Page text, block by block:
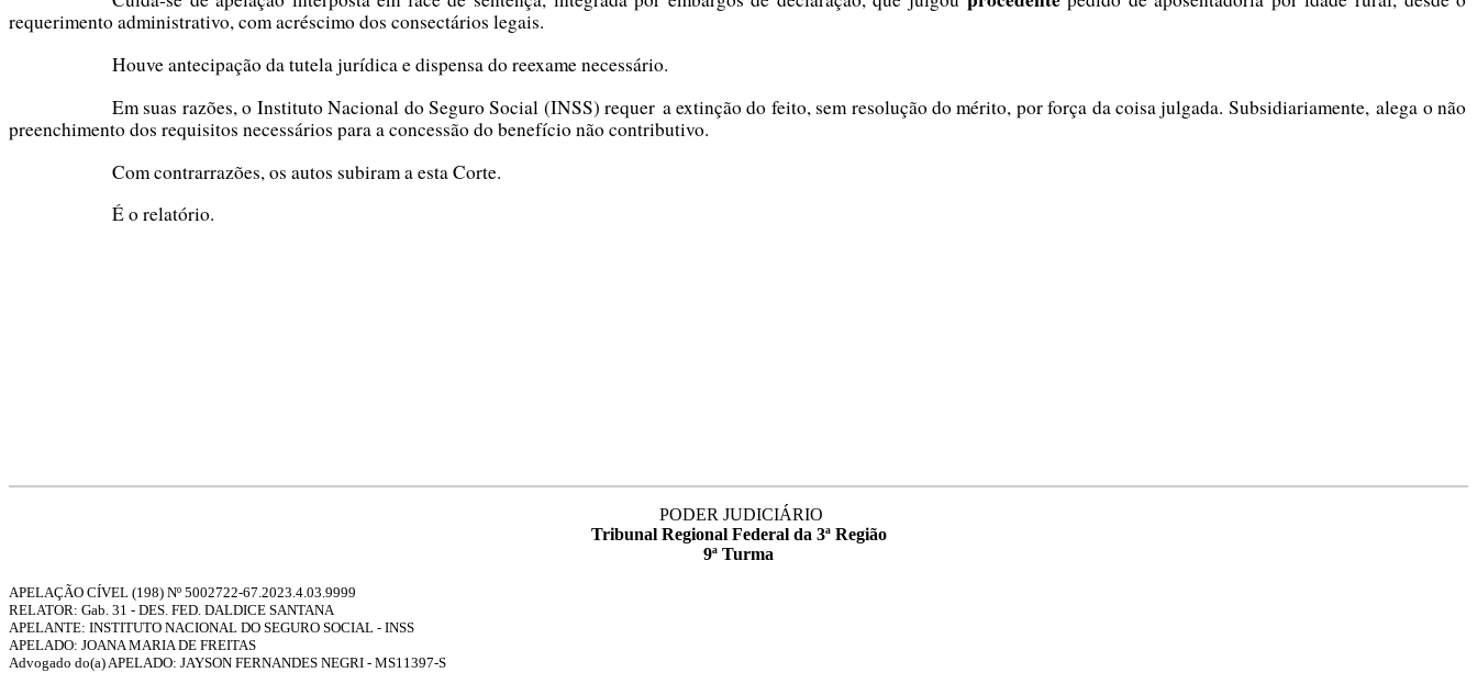
requerimento administrativo, com acréscimo dos consectários legais.
Houve antecipação da tutela jurídica e dispensa do reexame necessário.
Em suas razões, o Instituto Nacional do Seguro Social (INSS) requer a extinção do feito, sem resolução do mérito, por força da coisa julgada. Subsidiariamente, alega o não
preenchimento dos requisitos necessários para a concessão do benefício não contributivo.
Com contrarrazões, os autos subiram a esta Corte.
É o relatório.
PODER JUDICIÁRIO
Tribunal Regional Federal da 3ª Região
9ª Turma
APELAÇÃO CÍVEL (198) Nº 5002722-67.2023.4.03.9999
RELATOR: Gab. 31 - DES. FED. DALDICE SANTANA
APELANTE: INSTITUTO NACIONAL DO SEGURO SOCIAL - INSS
APELADO: JOANA MARIA DE FREITAS
Advogado do(a) APELADO: JAYSON FERNANDES NEGRI - MS11397-S